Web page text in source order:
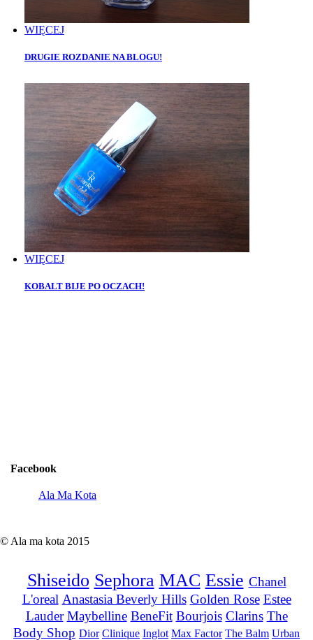
WIĘCEJ
DRUGIE ROZDANIE NA BLOGU!
WIĘCEJ
KOBALT BIJE PO OCZACH!
Facebook
Ala Ma Kota
© Ala ma kota 2015
Shiseido Sephora MAC Essie Chanel
L'oreal Anastasia Beverly Hills Golden Rose Estee
Lauder Maybelline BeneFit Bourjois Clarins The
Body Shop Dior Clinique Inglot Max Factor The Balm Urban